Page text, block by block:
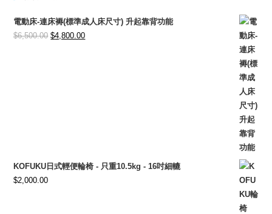
電動床-連床褥(標準成人床尺寸) 升起靠背功能
$6,500.00 Original
$4,800.00Current
KOFUKU日式輕便輪椅 - 只重10.5kg - 16吋細轆
$2,000.00